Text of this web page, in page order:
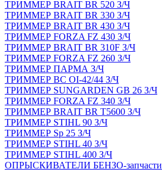
ТРИММЕР BRAIT BR 520 З/Ч
ТРИММЕР BRAIT BR 330 З/Ч
ТРИММЕР BRAIT BR 430 З/Ч
ТРИММЕР FORZA FZ 430 З/Ч
ТРИММЕР BRAIT BR 310F З/Ч
ТРИММЕР FORZA FZ 260 З/Ч
ТРИММЕР ПАРМА З/Ч
ТРИММЕР BC OI-42/44 З/Ч
ТРИММЕР SUNGARDEN GB 26 З/Ч
ТРИММЕР FORZA FZ 340 З/Ч
ТРИММЕР BRAIT BR Т5600 З/Ч
ТРИММЕР STIHL 90 З/Ч
ТРИММЕР Sp 25 З/Ч
ТРИММЕР STIHL 40 З/Ч
ТРИММЕР STIHL 400 З/Ч
ОПРЫСКИВАТЕЛИ БЕНЗО-запчасти